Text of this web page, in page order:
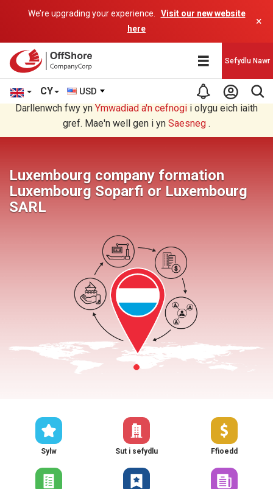
We’re upgrading your experience.
Visit our new website
here
×
CY USD
Sefydlu Nawr
Rydych chi'n darllen yn Welsh cyfieithu gan raglen AI.
Darllenwch fwy yn Ymwadiad a'n cefnogi i olygu eich iaith
gref. Mae'n well gen i yn Saesneg .
Luxembourg company formation
Luxembourg Soparfi or Luxembourg
SARL
Sylw Sut i sefydlu Ffioedd